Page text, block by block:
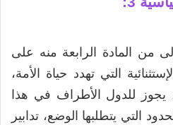
من المادة الرابعة منه على
التي تهدد حياة الأمة،
يجوز للدول الأطراف في هذا
التي يتطلبها الوضع، تدابير